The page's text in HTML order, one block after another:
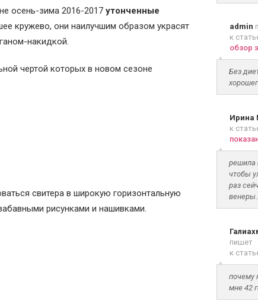
осень-зима 2016-2017 утонченные
кружево, они наилучшим образом украсят
накидкой.
чертой которых в новом сезоне
свитера в широкую горизонтальную
рисунками и нашивками.
admin
к
обзор
Без
Ирина
к
решила
чтобы
раз
пишет
к
почему
мне 42